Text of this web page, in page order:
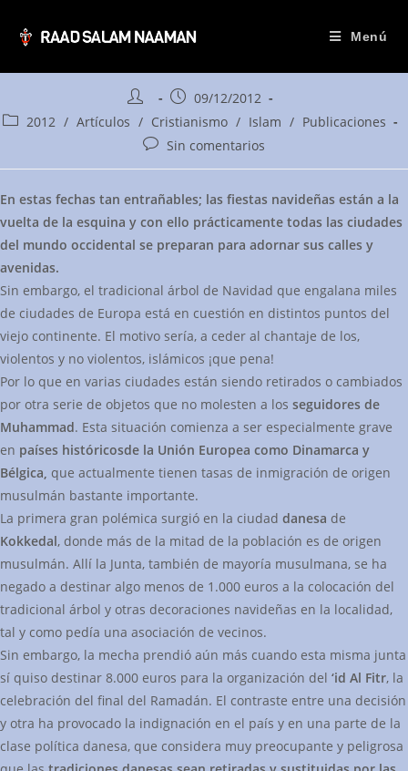
Saltar
contenido
Menú
¿Hasta cuándo y hasta
dónde las
claudicaciones ante los
musulmanes? Qué
pena…
Autor
de
entrada:
Publicación
de
entrada:
09/12/2012
Categoría
2012 / Artículos / Cristianismo / Islam / Publicaciones
Comentarios
entrada:
Sin comentarios
En estas fechas tan entrañables; las fiestas navideñas están a la
vuelta de la esquina y con ello prácticamente todas las ciudades
del mundo occidental se preparan para adornar sus calles y
avenidas.
Sin embargo, el tradicional árbol de Navidad que engalana miles
de ciudades de Europa está en cuestión en distintos puntos del
viejo continente. El motivo sería, a ceder al chantaje de los,
violentos y no violentos, islámicos ¡que pena!
Por lo que en varias ciudades están siendo retirados o cambiados
por otra serie de objetos que no molesten a los seguidores de
Muhammad. Esta situación comienza a ser especialmente grave
en países históricosde la Unión Europea como Dinamarca y
Bélgica, que actualmente tienen tasas de inmigración de origen
musulmán bastante importante.
La primera gran polémica surgió en la ciudad danesa de
Kokkedal, donde más de la mitad de la población es de origen
musulmán. Allí la Junta, también de mayoría musulmana, se ha
negado a destinar algo menos de 1.000 euros a la colocación del
tradicional árbol y otras decoraciones navideñas en la localidad,
tal y como pedía una asociación de vecinos.
Sin embargo, la mecha prendió aún más cuando esta misma junta
sí quiso destinar 8.000 euros para la organización del ‘id Al Fitr, la
celebración del final del Ramadán. El contraste entre una decisión
y otra ha provocado la indignación en el país y en una parte de la
clase política danesa, que considera muy preocupante y peligrosa